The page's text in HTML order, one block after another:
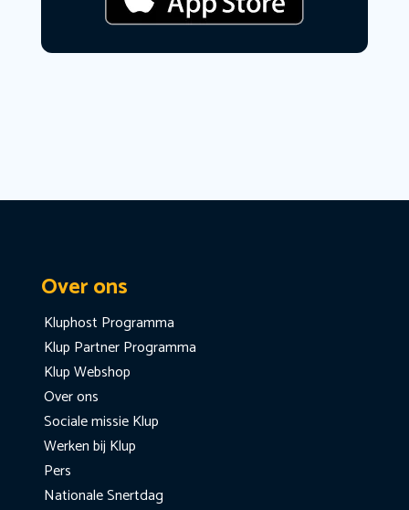
Over ons
Kluphost Programma
Klup Partner Programma
Klup Webshop
Over ons
Sociale missie Klup
Werken bij Klup
Pers
Nationale Snertdag